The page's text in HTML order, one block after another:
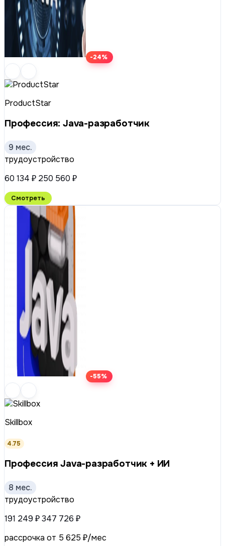
-24%
ProductStar
Профессия: Java-разработчик
9 мес.
трудоустройство
60 134 ₽ 250 560 ₽
Смотреть
-55%
Skillbox
4.75
Профессия Java-разработчик + ИИ
8 мес.
трудоустройство
191 249 ₽347 726 ₽
рассрочка от 5 625 ₽/мес